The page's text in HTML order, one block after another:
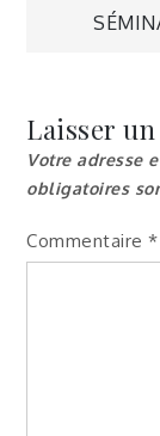
Laisser
Votre adresse
obligatoires
Commentaire*